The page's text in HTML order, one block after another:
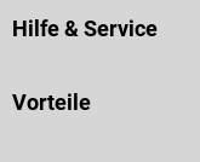
Hilfe & Service
Vorteile